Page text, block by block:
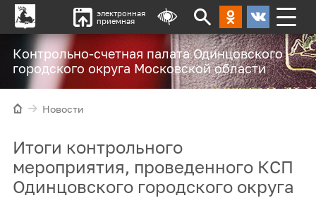
электронная
приемная
Контрольно-счетная палата Одинцовского
городского округа Московской области
Новости
Итоги контрольного
мероприятия, проведенного КСП
Одинцовского городского округа